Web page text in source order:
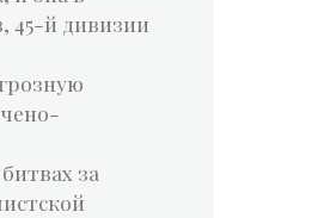
45-й дивизии
за